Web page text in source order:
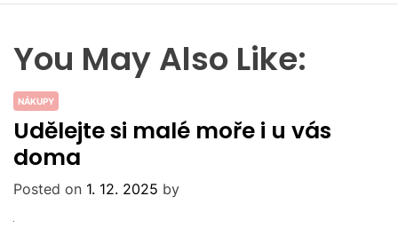
You May Also Like:
NÁKUPY
Udělejte si malé moře i u vás
doma
Posted on 1. 12. 2025 by